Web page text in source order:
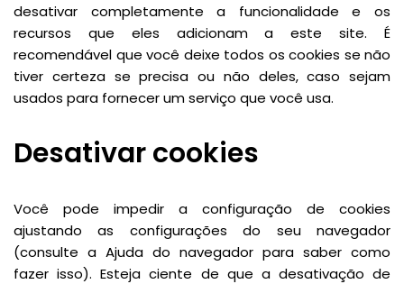
desativar completamente a funcionalidade e os
recursos que eles adicionam a este site. É
recomendável que você deixe todos os cookies se não
tiver certeza se precisa ou não deles, caso sejam
usados para fornecer um serviço que você usa.
Desativar cookies
Você pode impedir a configuração de cookies
ajustando as configurações do seu navegador
(consulte a Ajuda do navegador para saber como
fazer isso). Esteja ciente de que a desativação de